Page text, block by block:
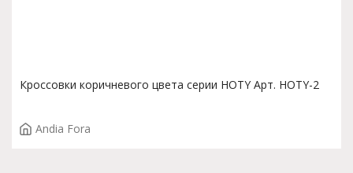
Кроссовки коричневого цвета серии HOTY Арт. HOTY-2
Andia Fora